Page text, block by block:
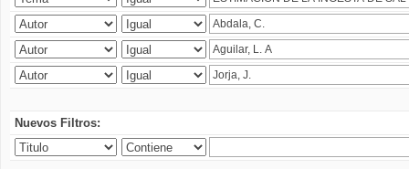
Nuevos Filtros: